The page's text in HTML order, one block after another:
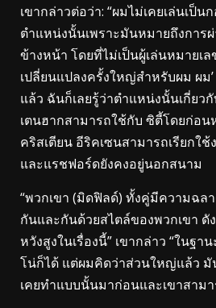
เขากล่าวต่อว่า: “ผมไม่เคยเล่นเป็
ตำแหน่งนั้นเพราะมันหมายถึงการ
ข้างหน้า โดยที่ไม่เป็นผู้เล่นหมายเ
เปลี่ยนแปลงครั้งใหญ่สำหรับผม ผม
แล้ว ฉันก็เลยรู้ว่าตำแหน่งนั้นเกี่ยว
เตนฮากสามารถใช้กับ ซิตี้โดยก่อน
คริสเตียน อีริคเซนสามารถเรียกใ
และแรชฟอร์ดยังคงอยู่นอกสนาม
“พวกเขา (มิดฟิลด์) ทั้งคู่มีความฉล
กันและกันด้วยสไตล์ของพวกเขา
หวังสูงในเรื่องนี้” เขากล่าว “ในฐา
โน่ก็ได้ แต่ผมคิดว่าส่วนใหญ่แล้ว มั
เคยทำแบบนั้นมาก่อนและเขาสาม